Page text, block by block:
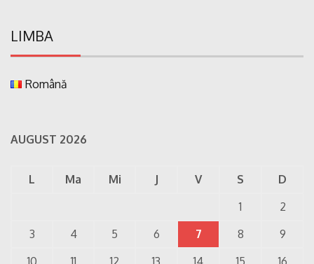
LIMBA
Română
AUGUST 2026
L Ma Mi J V S
D
1
2
3
4 5 6 7 8
9